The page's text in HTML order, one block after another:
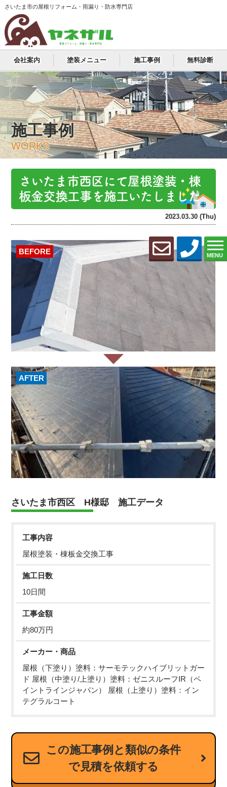
さいたま市の屋根リフォーム・雨漏り・防水専門店
MENU
会社案内 塗装メニュー 施工事例 無料診断
施工事例
WORKS
さいたま市西区にて屋根塗装・棟
板金交換工事を施工いたしました
2023.03.30 (Thu)
BEFORE
AFTER
さいたま市西区 H様邸 施工データ
工事内容
屋根塗装・棟板金交換工事
施工日数
10日間
工事金額
約80万円
メーカー・商品
屋根（下塗り）塗料：サーモテックハイブリットガー
ド 屋根（中塗り/上塗り）塗料：ゼニスルーフIR（ペ
イントラインジャパン） 屋根（上塗り）塗料：イン
テグラルコート
この施工事例と類似の条件
で見積を依頼する